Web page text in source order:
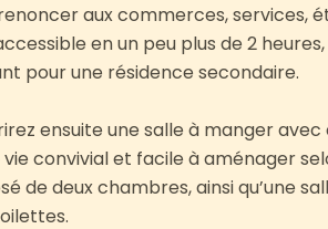
aux commerces, services,
en un peu plus de 2
pour une résidence secondaire.
ensuite une salle à manger avec
convivial et facile à aménager
de deux chambres, ainsi qu’une